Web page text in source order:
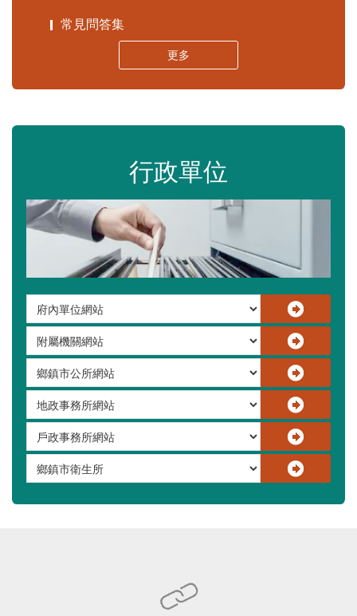
常見問答集
更多
行政單位